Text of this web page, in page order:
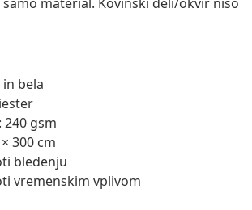
in bela
240 gsm
300 cm
bledenju
vremenskim vplivom